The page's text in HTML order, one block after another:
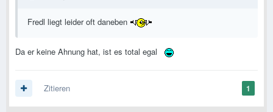
Fredl liegt leider oft daneben
Da er keine Ahnung hat, ist es total egal
1
Zitieren